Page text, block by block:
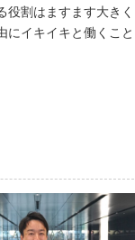
割はますます大きく
にイキイキと働くこと